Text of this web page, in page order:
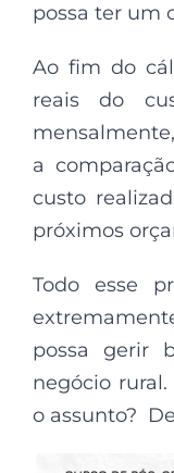
possa ter um
Ao fim do
reais do
a
custo
próximos
Todo esse
possa gerir
negócio
o assunto?